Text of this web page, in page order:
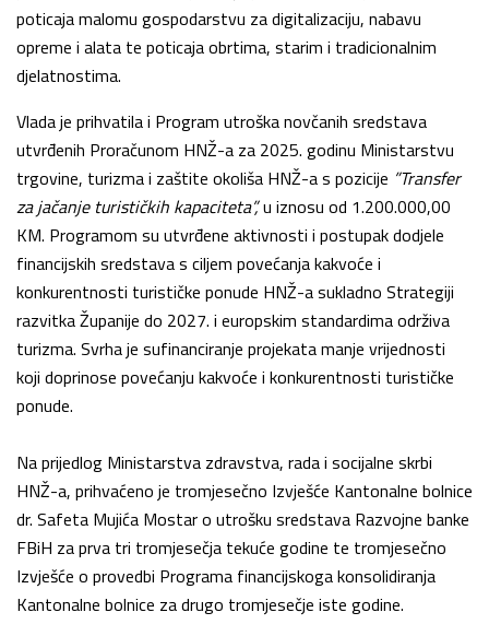
poticaja malomu gospodarstvu za digitalizaciju, nabavu
opreme i alata te poticaja obrtima, starim i tradicionalnim
djelatnostima.
Vlada je prihvatila i Program utroška novčanih sredstava
utvrđenih Proračunom HNŽ-a za 2025. godinu Ministarstvu
trgovine, turizma i zaštite okoliša HNŽ-a s pozicije ”Transfer
za jačanje turističkih kapaciteta”,u iznosu od 1.200.000,00
KM. Programom su utvrđene aktivnosti i postupak dodjele
financijskih sredstava s ciljem povećanja kakvoće i
konkurentnosti turističke ponude HNŽ-a sukladno Strategiji
razvitka Županije do 2027. i europskim standardima održiva
turizma. Svrha je sufinanciranje projekata manje vrijednosti
koji doprinose povećanju kakvoće i konkurentnosti turističke
ponude.
Na prijedlog Ministarstva zdravstva, rada i socijalne skrbi
HNŽ-a, prihvaćeno je tromjesečno Izvješće Kantonalne bolnice
dr. Safeta Mujića Mostar o utrošku sredstava Razvojne banke
FBiH za prva tri tromjesečja tekuće godine te tromjesečno
Izvješće o provedbi Programa financijskoga konsolidiranja
Kantonalne bolnice za drugo tromjesečje iste godine.